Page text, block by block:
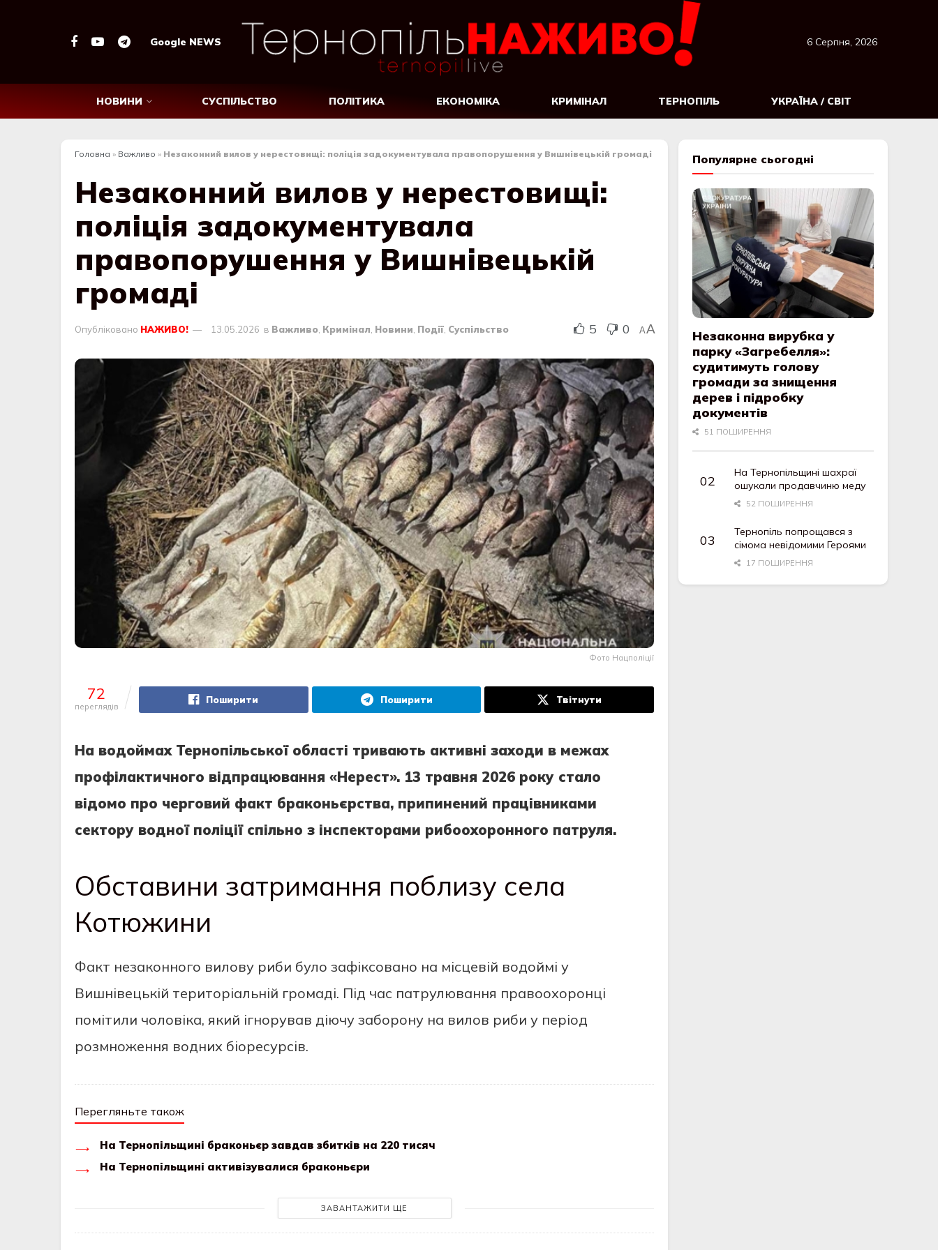
Google NEWS 6 Серпня, 2026
НОВИНИ СУСПІЛЬСТВО ПОЛІТИКА ЕКОНОМІКА КРИМІНАЛ ТЕРНОПІЛЬ УКРАЇНА / СВІТ
Головна » Важливо » Незаконний вилов у нерестовищі: поліція задокументувала правопорушення у Вишнівецькій громаді
Незаконний вилов у нерестовищі:
поліція задокументувала
правопорушення у Вишнівецькій
громаді
Опубліковано НАЖИВО! 13.05.2026 в Важливо, Кримінал, Новини, Події, Суспільство 5 0 AA
Фото Нацполіції
72
переглядів
Поширити Поширити Твітнути
На водоймах Тернопільської області тривають активні заходи в межах
профілактичного відпрацювання «Нерест». 13 травня 2026 року стало
відомо про черговий факт браконьєрства, припинений працівниками
сектору водної поліції спільно з інспекторами рибоохоронного патруля.
Обставини затримання поблизу села
Котюжини
Факт незаконного вилову риби було зафіксовано на місцевій водоймі у
Вишнівецькій територіальній громаді. Під час патрулювання правоохоронці
помітили чоловіка, який ігнорував діючу заборону на вилов риби у період
розмноження водних біоресурсів.
Перегляньте також
На Тернопільщині браконьєр завдав збитків на 220 тисяч
На Тернопільщині активізувалися браконьєри
ЗАВАНТАЖИТИ ЩЕ
Популярне сьогодні
Незаконна вирубка у
парку «Загребелля»:
судитимуть голову
громади за знищення
дерев і підробку
документів
51 ПОШИРЕННЯ
На Тернопільщині шахраї
ошукали продавчиню меду
52 ПОШИРЕННЯ
Тернопіль попрощався з
сімома невідомими Героями
17 ПОШИРЕННЯ